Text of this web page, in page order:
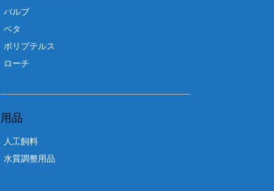
バルブ
ベタ
ポリプテルス
ローチ
用品
人工飼料
水質調整用品